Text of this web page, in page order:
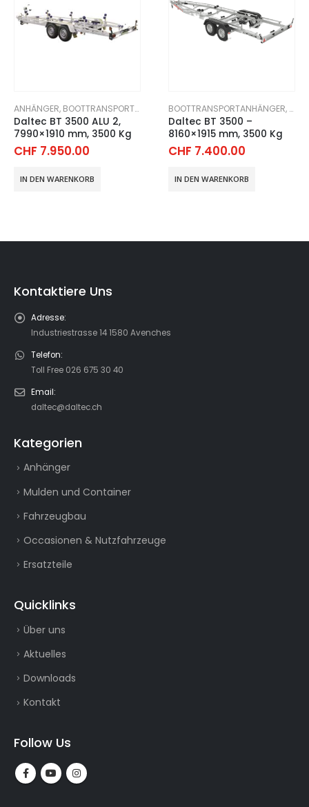
,WOHNWAGEN,WOHNWAGEN
ANHÄNGER, BOOTTRANSPORTANHÄNGER ,SPORTGERÄTE
Daltec BT 3500 ALU 2,
7990×1910 mm, 3500 Kg
CHF 7.950.00
IN DEN WARENKORB
BOOTTRANSPORTANHÄNGER,
Daltec BT 3500 –
8160×1915 mm, 3500 Kg
CHF 7.400.00
IN DEN WARENKORB
Kontaktiere Uns
Adresse:
Industriestrasse 14 1580 Avenches
Telefon:
Toll Free 026 675 30 40
Email:
daltec@daltec.ch
Kategorien
Anhänger
Mulden und Container
Fahrzeugbau
Occasionen & Nutzfahrzeuge
Ersatzteile
Quicklinks
Über uns
Aktuelles
Downloads
Kontakt
Follow Us